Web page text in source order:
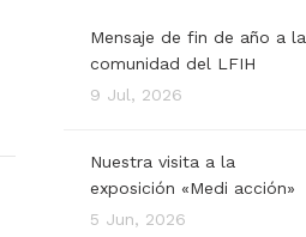
Mensaje de fin de año a la
comunidad del LFIH
9 Jul, 2026
Nuestra visita a la
exposición «Medi acción»
5 Jun, 2026